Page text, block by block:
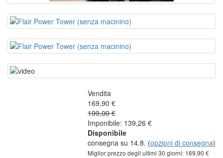
Vendita
169,90 €
199,00 €
Imponibile: 139,26 €
Disponibile
consegna su 14.8. (opzioni di consegna)
Miglior prezzo degli ultimi 30 giorni: 169,90 €